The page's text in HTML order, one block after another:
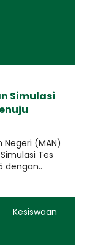
Simulasi
(MAN)
Tes
dengan..
Kesiswaan